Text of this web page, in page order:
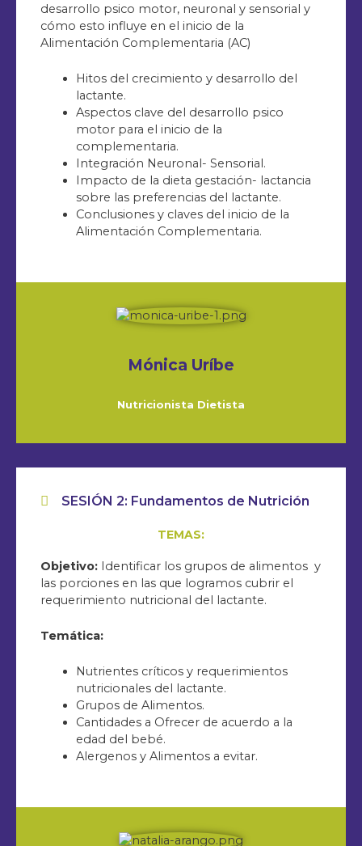
desarrollo psico motor, neuronal y sensorial y
cómo esto influye en el inicio de la
Alimentación Complementaria (AC)
Hitos del crecimiento y desarrollo del
lactante.
Aspectos clave del desarrollo psico
motor para el inicio de la
complementaria.
Integración Neuronal- Sensorial.
Impacto de la dieta gestación- lactancia
sobre las preferencias del lactante.
Conclusiones y claves del inicio de la
Alimentación Complementaria.
Mónica Uríbe
Nutricionista Dietista
SESIÓN 2: Fundamentos de Nutrición
TEMAS:
Objetivo: Identificar los grupos de alimentos y
las porciones en las que logramos cubrir el
requerimiento nutricional del lactante.
Temática:
Nutrientes críticos y requerimientos
nutricionales del lactante.
Grupos de Alimentos.
Cantidades a Ofrecer de acuerdo a la
edad del bebé.
Alergenos y Alimentos a evitar.